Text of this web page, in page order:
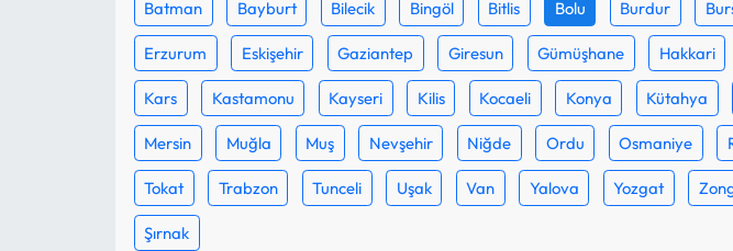
Batman Bayburt Bilecik Bingöl Bitlis Bolu Burdur
Erzurum Eskişehir Gaziantep Giresun Gümüşhane Hakkari
Kars Kastamonu Kayseri Kilis Kocaeli Konya Kütahya
Mersin Muğla Muş Nevşehir Niğde Ordu Osmaniye
Tokat Trabzon Tunceli Uşak Van Yalova Yozgat
Şırnak
HABER İLAN